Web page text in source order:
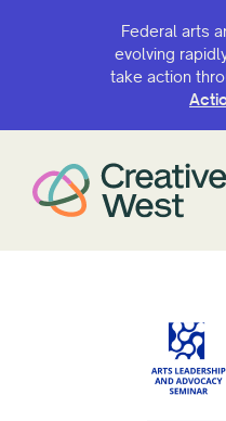
Federal arts
evolving
take action